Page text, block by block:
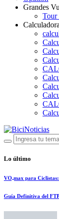
Grandes
Tour
Lo último
VO₂max para
Guía Definitiva del